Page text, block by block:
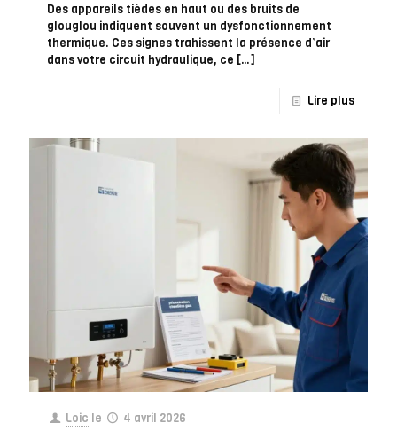
Des appareils tièdes en haut ou des bruits de
glouglou indiquent souvent un dysfonctionnement
thermique. Ces signes trahissent la présence d’air
dans votre circuit hydraulique, ce […]
Lire plus
Loic le 4 avril 2026